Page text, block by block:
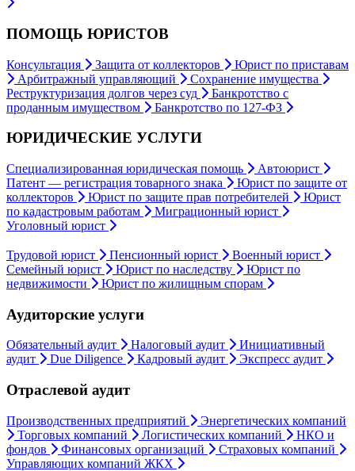
ПОМОЩЬ ЮРИСТОВ
Консультация Защита от коллекторов
Юрист по приставам
Арбитражный управляющий
Сохранение имущества
Реструктуризация долгов через суд
Банкротство с
проданным имуществом
Банкротство по 127-ФЗ
ЮРИДИЧЕСКИЕ УСЛУГИ
Специализированная юридическая помощь
Автоюрист
Патент — регистрация товарного знака
Юрист по защите от
коллекторов
Юрист по защите прав потребителей
Юрист
по кадастровым работам
Миграционный юрист
Уголовный юрист
Трудовой юрист Пенсионный юрист
Военный юрист
Семейный юрист
Юрист по наследству
Юрист по
недвижимости
Юрист по жилищным спорам
Аудиторские услуги
Обязательный аудит Налоговый аудит
Инициативный
аудит
Due Diligence Кадровый аудит Экспресс аудит
Отраслевой аудит
Производственных предприятий
Энергетических компаний
Торговых компаний
Логистических компаний
НКО и
фондов
Финансовых организаций
Страховых компаний
Управляющих компаний ЖКХ